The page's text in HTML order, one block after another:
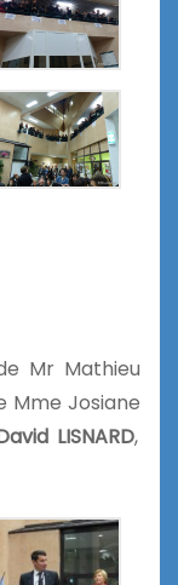
Mathieu
Mme Josiane
LISNARD,